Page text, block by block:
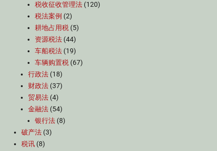
税收征收管理法 (120)
税法案例 (2)
耕地占用税 (5)
资源税法 (44)
车船税法 (19)
车辆购置税 (67)
行政法 (18)
财政法 (37)
贸易法 (4)
金融法 (54)
银行法 (8)
破产法 (3)
税讯 (8)